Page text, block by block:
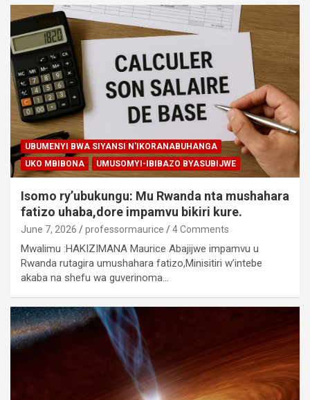
UBUMENYI BWA SIYANSI N'IKORANABUHANGA
UKO MBIBONA
UMUSOMYI-IBIBAZO BYASUBIJWE
Isomo ry’ubukungu: Mu Rwanda nta mushahara
fatizo uhaba,dore impamvu bikiri kure.
June 7, 2026 professormaurice 4 Comments
Mwalimu :HAKIZIMANA Maurice Abajijwe impamvu u
Rwanda rutagira umushahara fatizo,Minisitiri w’intebe
akaba na shefu wa guverinoma…